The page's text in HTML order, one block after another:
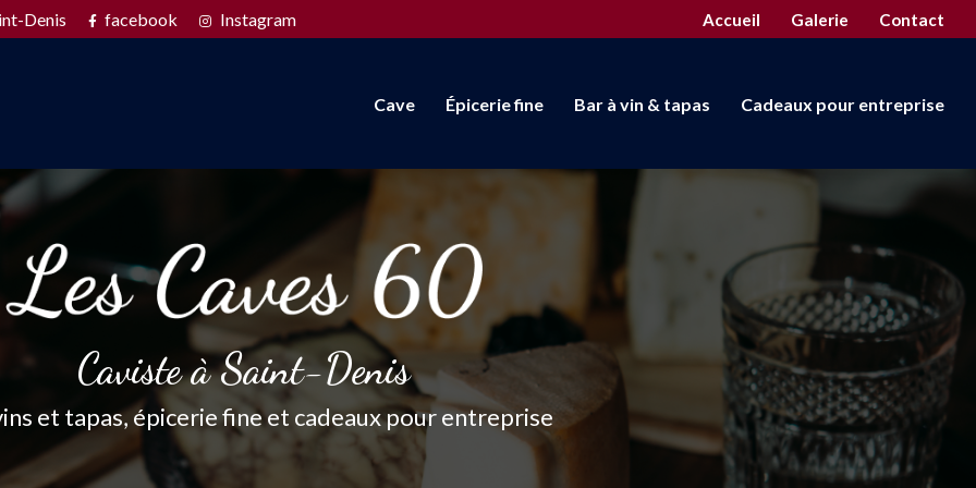
Denis facebook Instagram Accueil Galerie Contact
Cave Épicerie fine Bar à vin & tapas Cadeaux pour entreprise
Caviste à Saint-Denis
et tapas, épicerie fine et cadeaux pour entreprise